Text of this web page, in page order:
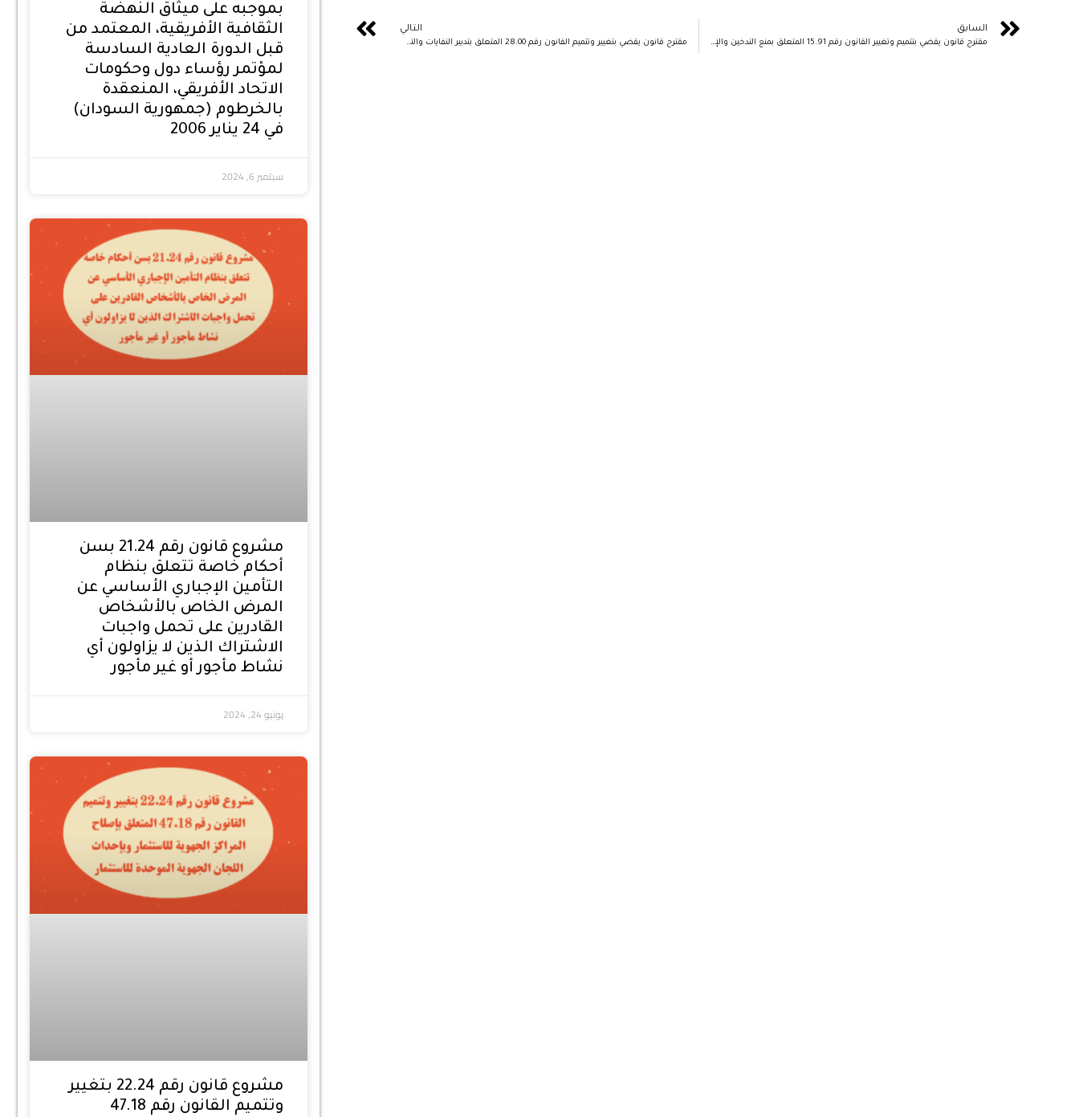
السابق
مقترح قانون يقضي بتتميم وتغيير القانون رقم 15.91 المتعلق بمنع التدخين والإشهار والدعاية للتبغ في بعض الأماكن الصادر بتنفيذه الظهير الشريف رقم 1.91.112 في 27 من محرم 1416 (26 يونيو 1995)
التالي
مقترح قانون يقضي بتغيير وتتميم القانون رقم 28.00 المتعلق بتدبير النفايات والتخلص منها كما تم تعديله
بموجبه على ميثاق النهضة
الثقافية الأفريقية، المعتمد من
قبل الدورة العادية السادسة
لمؤتمر رؤساء دول وحكومات
الاتحاد الأفريقي، المنعقدة
بالخرطوم (جمهورية السودان)
في 24 يناير 2006
سبتمبر 6, 2024
مشروع قانون رقم 21.24 بسن
أحكام خاصة تتعلق بنظام
التأمين الإجباري الأساسي عن
المرض الخاص بالأشخاص
القادرين على تحمل واجبات
الاشتراك الذين لا يزاولون أي
نشاط مأجور أو غير مأجور
يونيو 24, 2024
مشروع قانون رقم 22.24 بتغيير
وتتميم القانون رقم 47.18